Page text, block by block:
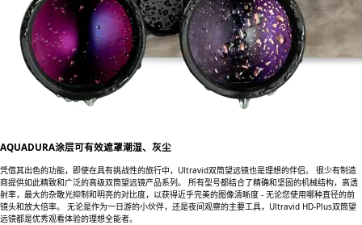
AQUADURA涂层可有效遮罩潮湿、灰尘
凭借其出色的功能，即使在具有挑战性的旅行中，Ultravid双筒望远镜也是理想的伴侣。 很少有制造
商提供如此精致和广泛的高级双筒望远镜产品系列。 所有型号都结合了精确和坚固的机械结构，高透
射率，最大的杂散光抑制和明亮的对比度，以获得近乎完美的图像清晰度 - 无论您使用哪种直径的前
镜头和放大倍率。 无论是作为一日游的小伙伴，还是夜间观察的主要工具，Ultravid HD-Plus双筒望
远镜都是优秀观看体验的理想全能者。